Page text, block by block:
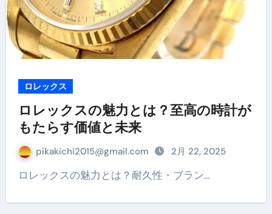
ロレックス
ロレックスの魅力とは？至高の時計が
もたらす価値と未来
pikakichi2015@gmail.com 2月 22, 2025
ロレックスの魅力とは？耐久性・ブラン…